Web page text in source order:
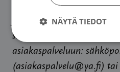
Jos sinulla herää
sisällöstä, ole yhteydessä
asiakaspalveluun:
(asiakaspalvelu@ya.fi)
NÄYTÄ TIEDOT